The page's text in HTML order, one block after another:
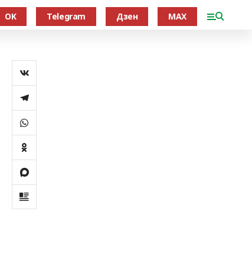
OK Telegram Дзен MAX